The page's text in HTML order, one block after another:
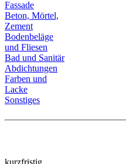
Fassade
Beton, Mörtel,
Zement
Bodenbeläge
und Fliesen
Bad und Sanitär
Abdichtungen
Farben und
Lacke
Sonstiges